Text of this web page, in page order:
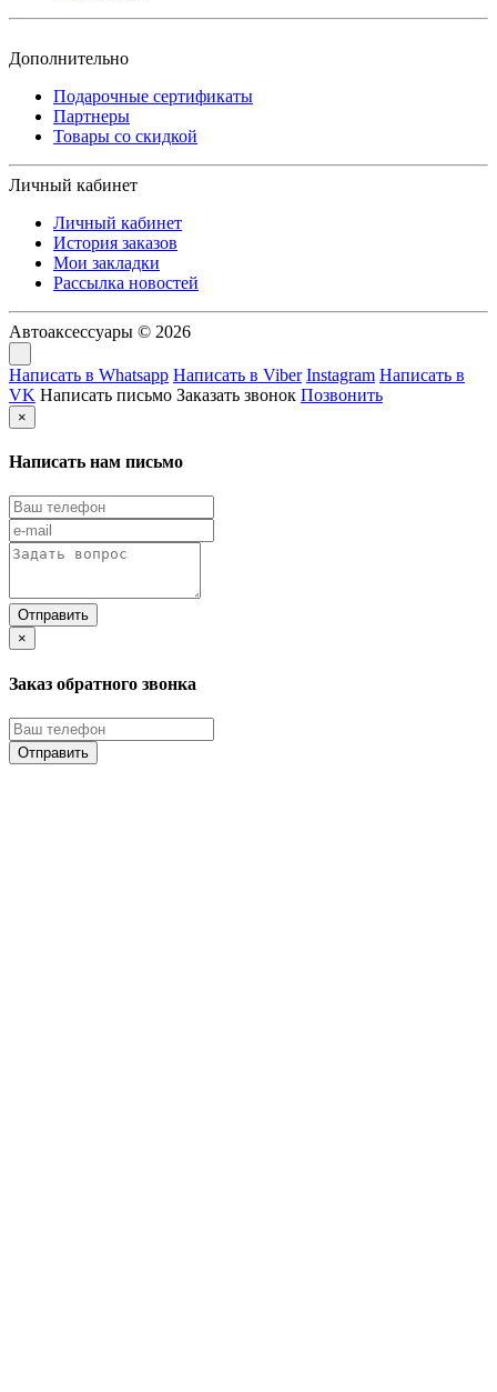
Дополнительно
Подарочные сертификаты
Партнеры
Товары со скидкой
Личный кабинет
Личный кабинет
История заказов
Мои закладки
Рассылка новостей
Автоаксессуары © 2026
Написать в Whatsapp Написать в Viber Instagram Написать в
VK Написать письмо Заказать звонок Позвонить
×
Написать нам письмо
×
Заказ обратного звонка